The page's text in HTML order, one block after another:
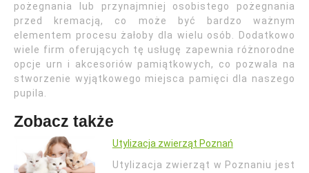
pożegnania lub przynajmniej osobistego pożegnania
przed kremacją, co może być bardzo ważnym
elementem procesu żałoby dla wielu osób. Dodatkowo
wiele firm oferujących tę usługę zapewnia różnorodne
opcje urn i akcesoriów pamiątkowych, co pozwala na
stworzenie wyjątkowego miejsca pamięci dla naszego
pupila.
Zobacz także
Utylizacja zwierząt Poznań
Utylizacja zwierząt w Poznaniu jest